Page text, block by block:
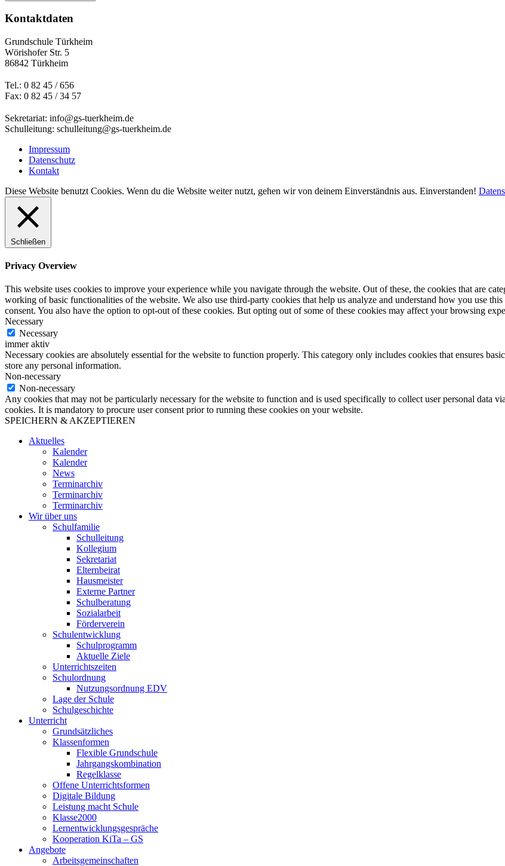
Kontaktdaten
Grundschule Türkheim
Wörishofer Str. 5
86842 Türkheim
Tel.: 0 82 45 / 656
Fax: 0 82 45 / 34 57
Sekretariat: info@gs-tuerkheim.de
Schulleitung: schulleitung@gs-tuerkheim.de
Impressum
Datenschutz
Kontakt
Diese Website benutzt Cookies. Wenn du die Website weiter nutzt, gehen wir von deinem Einverständnis aus. Einverstanden!
Schließen
Privacy Overview
This website uses cookies to improve your experience while you navigate through the website. Out of these, the cookies that are
working of basic functionalities of the website. We also use third-party cookies that help us analyze and understand how you use
consent. You also have the option to opt-out of these cookies. But opting out of some of these cookies may affect your browsing
Necessary
Necessary
immer aktiv
Necessary cookies are absolutely essential for the website to function properly. This category only includes cookies that ensures
store any personal information.
Non-necessary
Non-necessary
Any cookies that may not be particularly necessary for the website to function and is used specifically to collect user personal data
cookies. It is mandatory to procure user consent prior to running these cookies on your website.
SPEICHERN & AKZEPTIEREN
Aktuelles
Kalender
Kalender
News
Terminarchiv
Terminarchiv
Terminarchiv
Wir über uns
Schulfamilie
Schulleitung
Kollegium
Sekretariat
Elternbeirat
Hausmeister
Externe Partner
Schulberatung
Sozialarbeit
Förderverein
Schulentwicklung
Schulprogramm
Aktuelle Ziele
Unterrichtszeiten
Schulordnung
Nutzungsordnung EDV
Lage der Schule
Schulgeschichte
Unterricht
Grundsätzliches
Klassenformen
Flexible Grundschule
Jahrgangskombination
Regelklasse
Offene Unterrichtsformen
Digitale Bildung
Leistung macht Schule
Klasse2000
Lernentwicklungsgespräche
Kooperation KiTa – GS
Angebote
Arbeitsgemeinschaften